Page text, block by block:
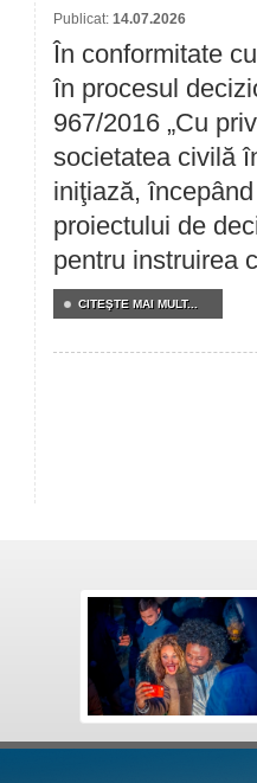
Publicat: 14.07.2026
În conformitate
în procesul
967/2016 „Cu
societatea civilă
iniţiază,
proiectului de
pentru instruirea
CITEŞTE MAI MULT...